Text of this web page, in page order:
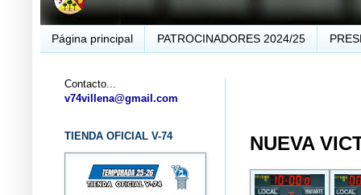
Página principal PATROCINADORES 2024/25
NUEVA
Contacto...
v74villena@gmail.com
TIENDA OFICIAL V-74